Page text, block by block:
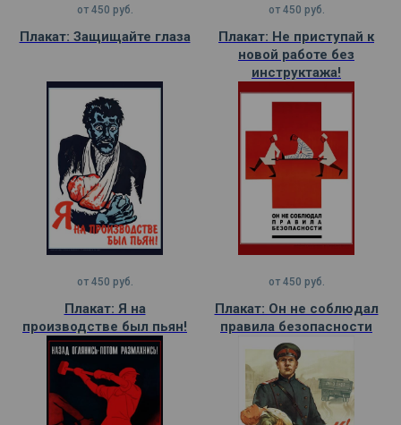
от 450 руб.
Плакат: Защищайте глаза
от 450 руб.
Плакат: Не приступай к
новой работе без
инструктажа!
от 450 руб.
Плакат: Я на
производстве был пьян!
от 450 руб.
Плакат: Он не соблюдал
правила безопасности